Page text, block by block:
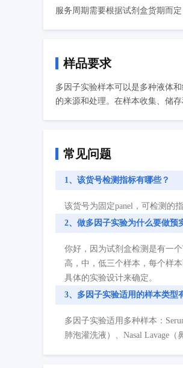
服务周期需要根据试剂盒货期而
样品要求
多因子实验样本可以是多种液体
的来源和处理。在样本收集、储
常见问题
1、该货号检测指标有哪些？
该货号为固定panel，可检测的
2、做多因子实验为什么要做预
你好，因为试剂盒检测是有一
高，中，低三个样本，每个样
具体的实验设计来确定。
3、多因子实验适用的样本类型
多因子实验适用多种样本：
肺泡灌洗液）、Nasal Lavage